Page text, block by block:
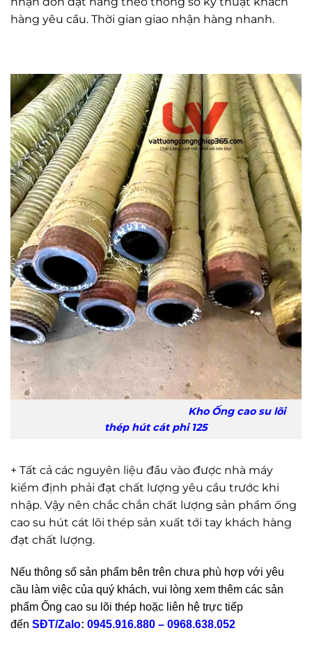
hàng yêu cầu. Thời gian giao nhận hàng nhanh.
Kho Ống cao su lõi
thép hút cát phi 125
+ Tất cả các nguyên liệu đầu vào được nhà máy
kiểm định phải đạt chất lượng yêu cầu trước khi
nhập. Vậy nên chắc chắn chất lượng sản phẩm ống
cao su hút cát lõi thép sản xuất tới tay khách hàng
đạt chất lượng.
Nếu thông số sản phẩm bên trên chưa phù hợp với yêu
cầu làm việc của quý khách, vui lòng xem thêm các sản
phẩm Ống cao su lõi thép hoặc liên hệ trực tiếp
đến SĐT/Zalo: 0945.916.880 – 0968.638.052